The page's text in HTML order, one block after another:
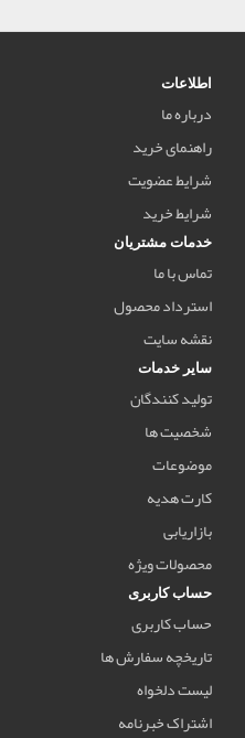
اطلاعات
درباره ما
راهنمای خرید
شرایط عضویت
شرایط خرید
خدمات مشتریان
تماس با ما
استرداد محصول
نقشه سایت
سایر خدمات
تولید کنندگان
شخصیت ها
موضوعات
کارت هدیه
بازاریابی
محصولات ویژه
حساب کاربری
حساب کاربری
تاریخچه سفارش ها
لیست دلخواه
اشتراک خبرنامه